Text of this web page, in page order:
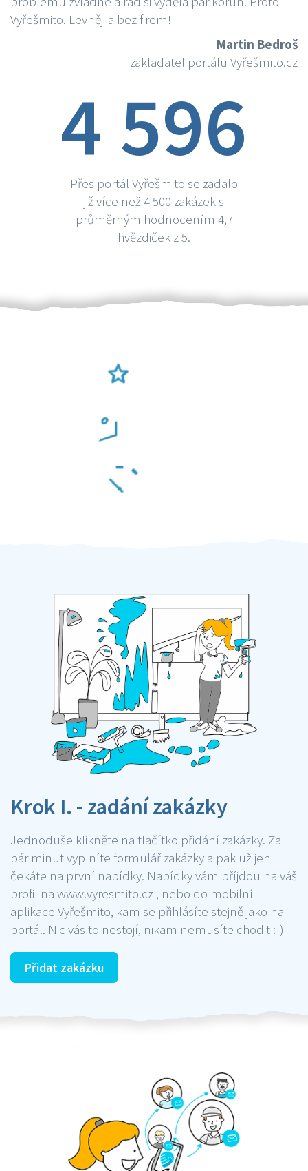
Vyřešmito. Levněji a bez firem!
Martin Bedroš
zakladatel portálu Vyřešmito.cz
4 596
Přes portál Vyřešmito se zadalo
již více než 4 500 zakázek s
průměrným hodnocením 4,7
hvězdiček z 5.
Krok I. - zadání zakázky
Jednoduše klikněte na tlačítko přidání zakázky. Za
pár minut vyplníte formulář zakázky a pak už jen
čekáte na první nabídky. Nabídky vám příjdou na váš
profil na www.vyresmito.cz , nebo do mobilní
aplikace Vyřešmito, kam se přihlásíte stejně jako na
portál. Nic vás to nestojí, nikam nemusíte chodit :-)
Přidat zakázku